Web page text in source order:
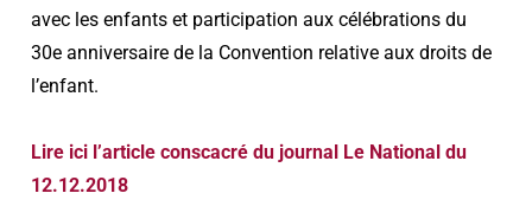
avec les enfants et participation aux célébrations du
30e anniversaire de la Convention relative aux droits de
l’enfant.
Lire ici l’article conscacré du journal Le National du
12.12.2018